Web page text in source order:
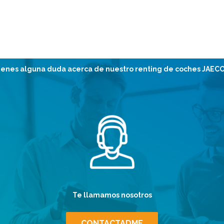
alguna duda acerca de nuestro renting de coches
Te llamamos nosotros